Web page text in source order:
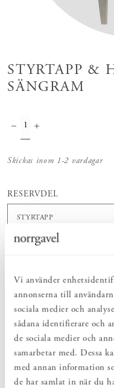
Vi använder
annonserna till
sociala medier och
sådana identifierare och
de sociala medier och
samarbetar med. Dessa
med annan information
de har samlat in när du
STYRTAPP &
SÄNGRAM
Skickas inom 1-2 vardagar
RESERVDEL
STYRTAPP
Visa prishistorik
PRODUKTBESKRIVNING
Reservdelar till Norrgavels
att montera ihop sängens